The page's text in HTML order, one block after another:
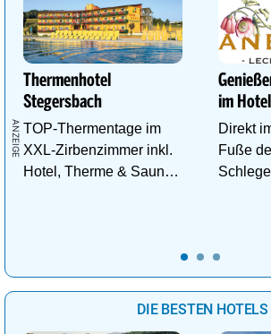
Thermenhotel
Stegersbach
TOP-Thermentage im
XXL-Zirbenzimmer inkl.
Hotel, Therme & Sauna
im
Direkt
Fuße
DIE BESTEN HOTELS